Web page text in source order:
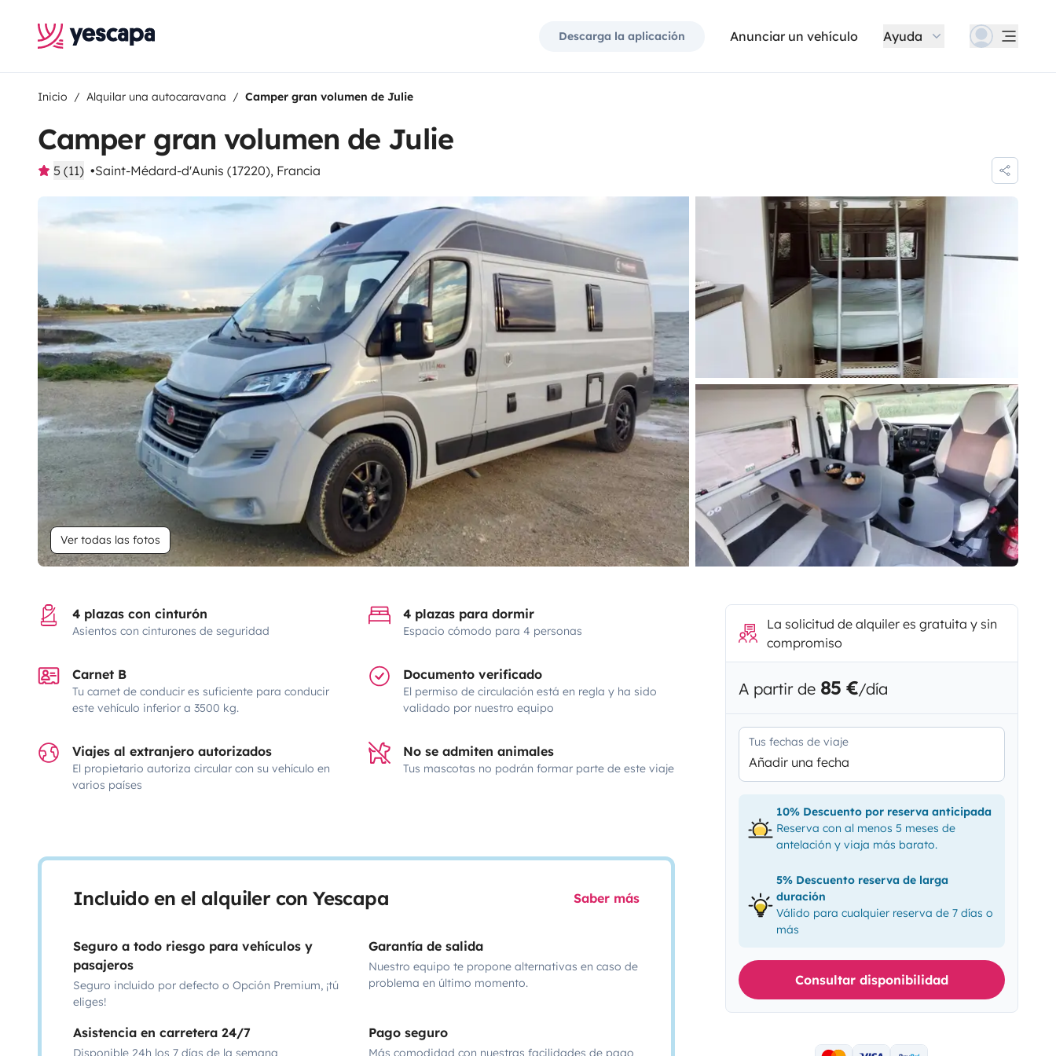
Descarga la aplicación Anunciar un vehículo Ayuda
Inicio Alquilar una autocaravana Camper gran volumen de Julie
Camper gran volumen de Julie
5 (11) Saint-Médard-d'Aunis (17220), Francia
Ver todas las fotos
4 plazas con cinturón
Asientos con cinturones de seguridad
4 plazas para dormir
Espacio cómodo para 4 personas
Carnet B
Tu carnet de conducir es suficiente para conducir
este vehículo inferior a 3500 kg.
Documento verificado
El permiso de circulación está en regla y ha sido
validado por nuestro equipo
Viajes al extranjero autorizados
El propietario autoriza circular con su vehículo en
varios países
No se admiten animales
Tus mascotas no podrán formar parte de este viaje
Incluido en el alquiler con Yescapa Saber más
Seguro a todo riesgo para vehículos y
pasajeros
Seguro incluido por defecto o Opción Premium, ¡tú
eliges!
Garantía de salida
Nuestro equipo te propone alternativas en caso de
problema en último momento.
Asistencia en carretera 24/7
Disponible 24h los 7 días de la semana
Pago seguro
Más comodidad con nuestras facilidades de pago
La solicitud de alquiler es gratuita y sin
compromiso
A partir de 85 €/día
Tus fechas de viaje
Añadir una fecha
10% Descuento por reserva anticipada
Reserva con al menos 5 meses de
antelación y viaja más barato.
5% Descuento reserva de larga
duración
Válido para cualquier reserva de 7 días o
más
Consultar disponibilidad